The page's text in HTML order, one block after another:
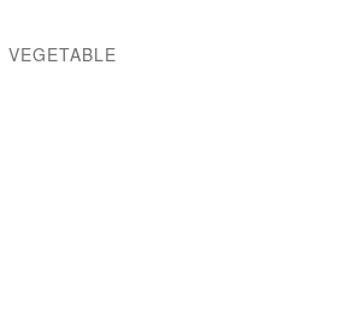
VEGETABLE